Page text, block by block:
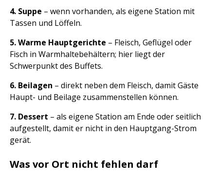
4. Suppe – wenn vorhanden, als eigene Station mit
Tassen und Löffeln.
5. Warme Hauptgerichte – Fleisch, Geflügel oder
Fisch in Warmhaltebehältern; hier liegt der
Schwerpunkt des Buffets.
6. Beilagen – direkt neben dem Fleisch, damit Gäste
Haupt- und Beilage zusammenstellen können.
7. Dessert – als eigene Station am Ende oder seitlich
aufgestellt, damit er nicht in den Hauptgang-Strom
gerät.
Was vor Ort nicht fehlen darf